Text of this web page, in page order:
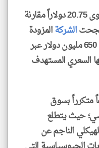
وافتتح السهم تداولاته عند مستوى 20.75 دولاراً مقارنة
الشركةالمزودة
لمعدات الفضاء والدفاع في جمع 650 مليون دولار عبر
السعري المستهدف
متكرراً بسوق
حيث يتطلع
الناجم عن